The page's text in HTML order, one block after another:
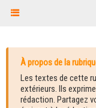
À propos de la
Les textes de cette
extérieurs. Ils
rédaction. Partagez